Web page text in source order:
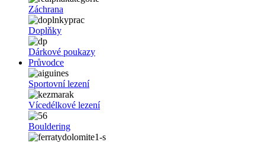
Záchrana
Doplňky
Dárkové poukazy
Průvodce
Sportovní lezení
Vícedélkové lezení
Bouldering